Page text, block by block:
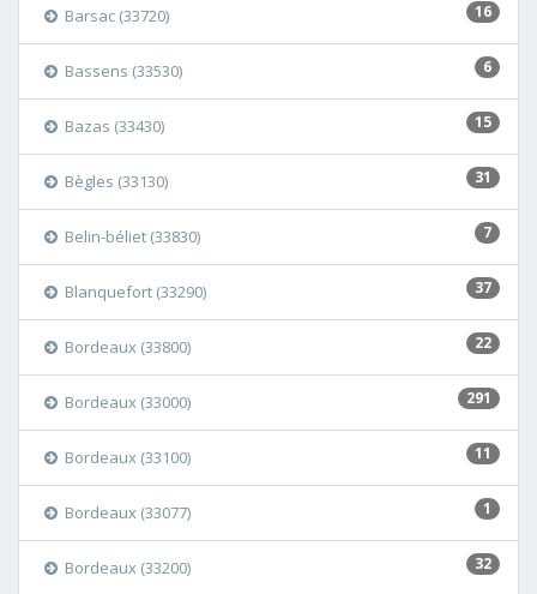
16
Barsac (33720)
6
Bassens (33530)
15
Bazas (33430)
31
Bègles (33130)
7
Belin-béliet (33830)
37
Blanquefort (33290)
22
Bordeaux (33800)
291
Bordeaux (33000)
11
Bordeaux (33100)
1
Bordeaux (33077)
32
Bordeaux (33200)